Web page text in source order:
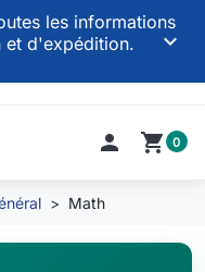
les informations
et d'expédition.
keyboard_arrow_down
 shopping_cart 0
Math